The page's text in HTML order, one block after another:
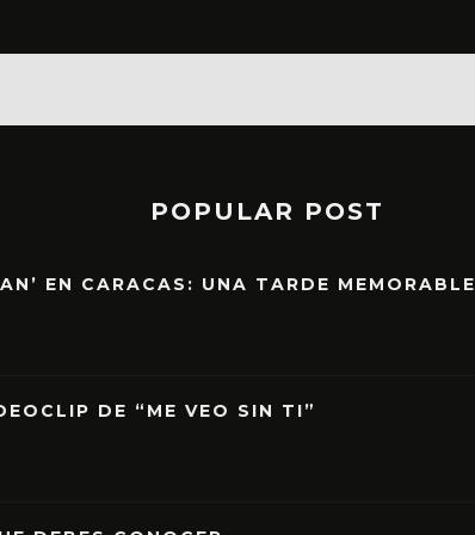
POPULAR POST
EN CARACAS: UNA TARDE MEMORABLE
DE “ME VEO SIN TI”